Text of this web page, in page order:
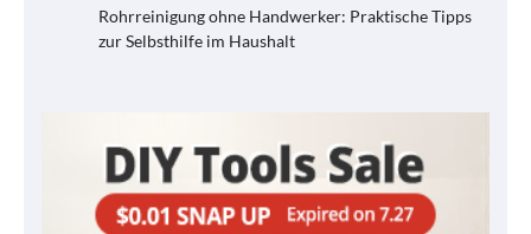
Rohrreinigung ohne Handwerker: Praktische Tipps
zur Selbsthilfe im Haushalt